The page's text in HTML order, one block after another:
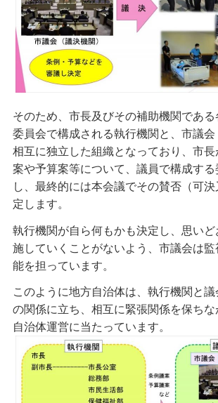
そのため、市長及びその補助機関であ
委員会で構成される執行機関と、市議
相互に独立した組織となっており、市長
案や予算案等について、議員で構成す
し、最終的には本会議でその賛否（可
定します。
執行機関が自ら何もかも決定し、思い
施していくことがないよう、市議会は
能を担っています。
このように地方自治体は、執行機関と
の関係に立ち、相互に緊張関係を保ちな
自治体運営に当たっています。